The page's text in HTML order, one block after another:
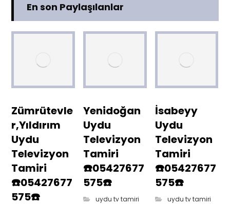
En son Paylaşılanlar
Zümrütevle
r,Yıldırım
Uydu
Televizyon
Tamiri
☎️05427677
575☎️
Yenidoğan
Uydu
Televizyon
Tamiri
☎️05427677
575☎️
uydu tv tamiri
İsabeyy
Uydu
Televizyon
Tamiri
☎️05427677
575☎️
uydu tv tamiri